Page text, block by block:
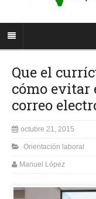
Que el
cómo evitar
correo
octubre 21, 2015
Orientación laboral
Manuel López